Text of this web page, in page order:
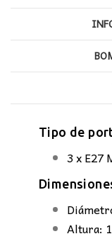
Tipo de
3 x E27
Altura: